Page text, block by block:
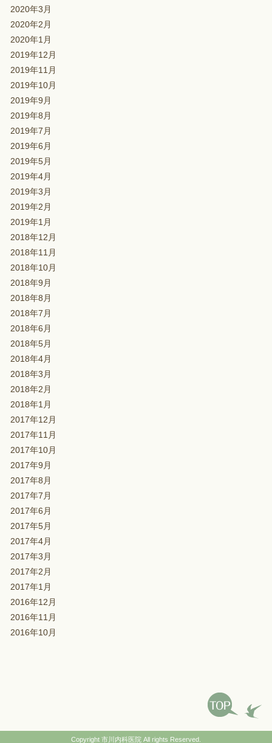
2020年3月
2020年2月
2020年1月
2019年12月
2019年11月
2019年10月
2019年9月
2019年8月
2019年7月
2019年6月
2019年5月
2019年4月
2019年3月
2019年2月
2019年1月
2018年12月
2018年11月
2018年10月
2018年9月
2018年8月
2018年7月
2018年6月
2018年5月
2018年4月
2018年3月
2018年2月
2018年1月
2017年12月
2017年11月
2017年10月
2017年9月
2017年8月
2017年7月
2017年6月
2017年5月
2017年4月
2017年3月
2017年2月
2017年1月
2016年12月
2016年11月
2016年10月
Copyright 市川内科医院All rights Reserved.